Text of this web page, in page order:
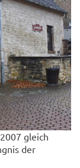
gleich
der